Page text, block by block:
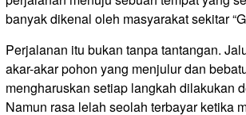
banyak dikenal oleh masyarakat sekitar
Perjalanan itu bukan tanpa tantangan.
akar-akar pohon yang menjulur dan
mengharuskan setiap langkah dilakukan
Namun rasa lelah seolah terbayar ketika